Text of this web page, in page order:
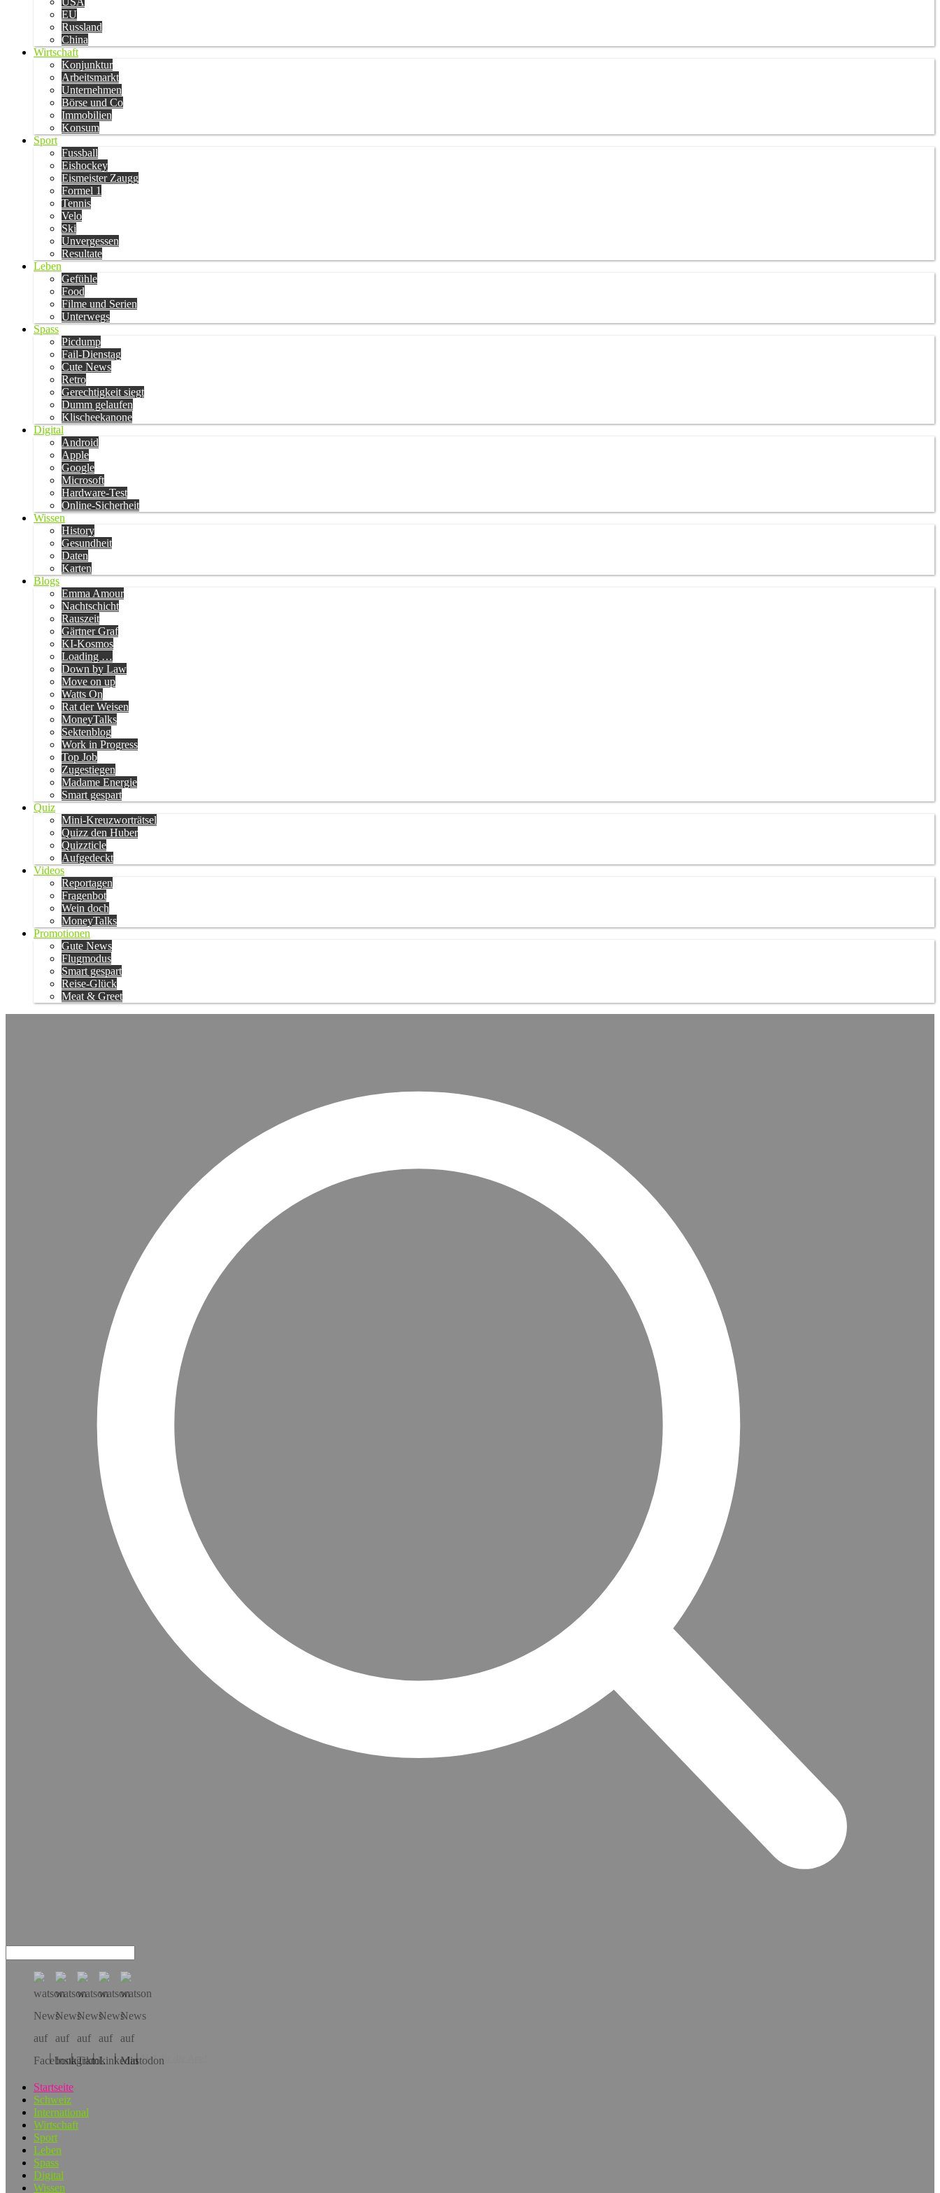
EU
Russland
China
Wirtschaft
Konjunktur
Arbeitsmarkt
Unternehmen
Börse und Co
Immobilien
Konsum
Sport
Fussball
Eishockey
Eismeister Zaugg
Formel 1
Tennis
Velo
Ski
Unvergessen
Resultate
Leben
Gefühle
Food
Filme und Serien
Unterwegs
Spass
Picdump
Fail-Dienstag
Cute News
Retro
Gerechtigkeit siegt
Dumm gelaufen
Klischeekanone
Digital
Android
Apple
Google
Microsoft
Hardware-Test
Online-Sicherheit
Wissen
History
Gesundheit
Daten
Karten
Blogs
Emma Amour
Nachtschicht
Rauszeit
Gärtner Graf
KI-Kosmos
Loading …
Down by Law
Move on up
Watts On
Rat der Weisen
MoneyTalks
Sektenblog
Work in Progress
Top Job
Zugestiegen
Madame Energie
Smart gespart
Quiz
Mini-Kreuzworträtsel
Quizz den Huber
Quizzticle
Aufgedeckt
Videos
Reportagen
Fragenbot
Wein doch
MoneyTalks
Promotionen
Gute News
Flugmodus
Smart gespart
Reise-Glück
Meat & Greet
Hol dir die App!
Startseite
Schweiz
International
Wirtschaft
Sport
Leben
Spass
Digital
Wissen